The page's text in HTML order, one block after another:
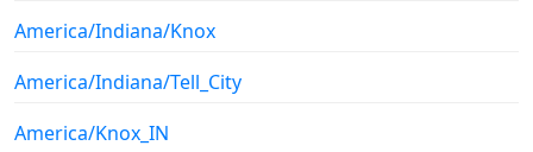
America/Indiana/Knox
America/Indiana/Tell_City
America/Knox_IN